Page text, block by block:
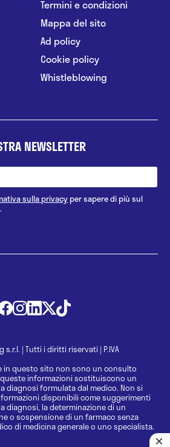
Termini e condizioni
Mappa del sito
Ad policy
Cookie policy
Whistleblowing
NEWSLETTER
sulla privacyper sapere di più sul
s.r.l. | Tutti i diritti riservati | P.IVA
in questo sito non sono un consulto
informazioni sostituiscono un
diagnosi formulata dal medico. Non si
disponibili come suggerimenti
diagnosi, la determinazione di un
o sospensione di un farmaco senza
di medicina generale o uno specialista.